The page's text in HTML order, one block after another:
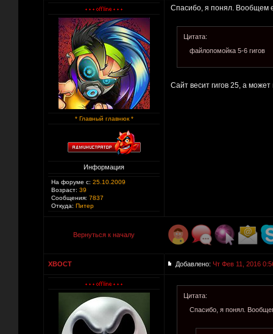
* Главный главнюк *
Информация
На форуме с: 25.10.2009
Возраст: 39
Сообщения: 7837
Откуда: Питер
Спасибо, я понял. Вообщем
Цитата:
файлопомойка 5-6 гигов
Сайт весит гигов 25, а
Вернуться к началу
XBOCT Добавлено: Чт Фев 11, 2016
Цитата:
Спасибо, я понял.